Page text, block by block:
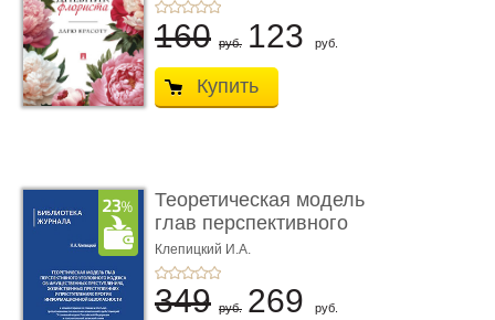
160 руб. 123 руб.
Купить
Теоретическая модель
глав перспективного
УК о ...
Клепицкий И.А.
349 руб. 269 руб.